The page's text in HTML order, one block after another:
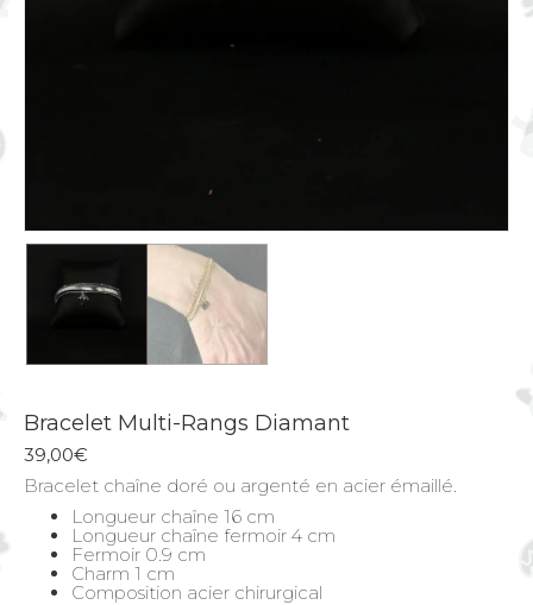
Bracelet Multi-Rangs Diamant
39,00€
Bracelet chaîne doré ou argenté en acier émaillé.
Longueur chaîne 16 cm
Longueur chaîne fermoir 4 cm
Fermoir 0.9 cm
Charm 1 cm
Composition acier chirurgical